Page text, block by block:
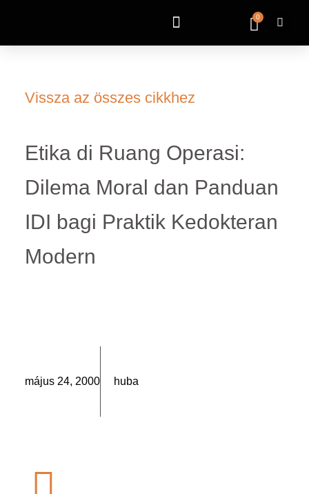
0
Vissza az összes cikkhez
Etika di Ruang Operasi:
Dilema Moral dan Panduan
IDI bagi Praktik Kedokteran
Modern
május 24, 2000 huba